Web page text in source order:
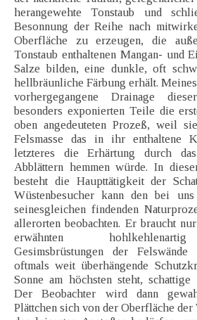
herangewehte Tonstaub und
Besonnung der Reihe nach
Oberfläche zu erzeugen, die
Tonstaub enthaltenen Mangan- und
Salze bilden, eine dunkle, oft
hellbräunliche Färbung erhält.
vorhergegangene Drainage
besonders exponierten Teile die
oben angedeuteten Prozeß, weil
Felsmasse das in ihr enthaltene
letzteres die Erhärtung durch
Abblättern hemmen würde. In
besteht die Haupttätigkeit der
Wüstenbesucher kann den bei
seinesgleichen findenden
allerorten beobachten. Er braucht
erwähnten
Gesimsbrüstungen der Felswände
oftmals weit überhängende
Sonne am höchsten steht, schattige
Der Beobachter wird dann
Plättchen sich von der Oberfläche der